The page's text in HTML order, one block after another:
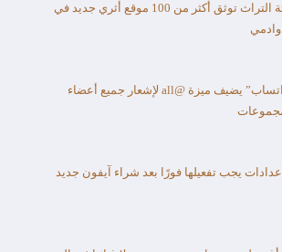
هيئة التراث توثق أكثر من 100 موقع أثري جديد في
“واتساب” يضيف ميزة @all لإشعار جميع أعضاء